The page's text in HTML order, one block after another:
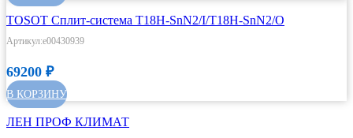
TOSOT Сплит-система T18H-SnN2/I/T18H-SnN2/O
Артикул:e00430939
69200 ₽
В КОРЗИНУ
ЛЕН ПРОФ КЛИМАТ